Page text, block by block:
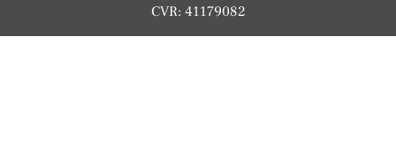
CVR: 41179082